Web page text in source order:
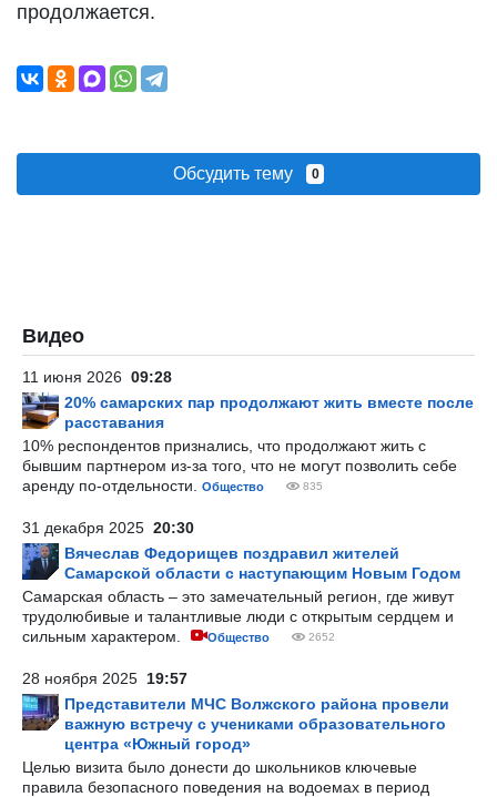
продолжается.
Обсудить тему 0
Видео
11 июня 2026 09:28
20% самарских пар продолжают жить вместе после
расставания
10% респондентов признались, что продолжают жить с
бывшим партнером из-за того, что не могут позволить себе
аренду по-отдельности.
Общество 835
31 декабря 2025 20:30
Вячеслав Федорищев поздравил жителей
Самарской области с наступающим Новым Годом
Самарская область – это замечательный регион, где живут
трудолюбивые и талантливые люди с открытым сердцем и
сильным характером.
Общество 2652
28 ноября 2025 19:57
Представители МЧС Волжского района провели
важную встречу с учениками образовательного
центра «Южный город»
Целью визита было донести до школьников ключевые
правила безопасного поведения на водоемах в период